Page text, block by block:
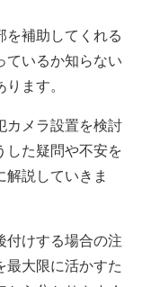
を補助してくれる
ているか知らない
ます。
カメラ設置を検討
した疑問や不安を
解説していきま
付けする場合の注
最大限に活かすた